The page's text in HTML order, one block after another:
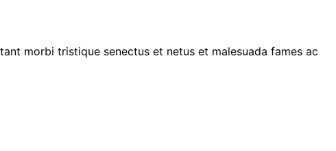
morbi tristique senectus et netus et malesuada fames ac